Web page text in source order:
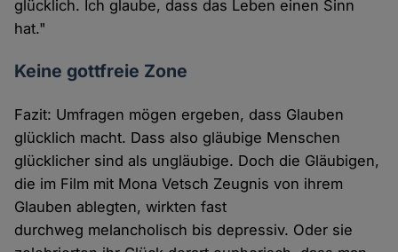
glücklich. Ich glaube, dass das Leben einen Sinn
hat."
Keine gottfreie Zone
Fazit: Umfragen mögen ergeben, dass Glauben
glücklich macht. Dass also gläubige Menschen
glücklicher sind als ungläubige. Doch die Gläubigen,
die im Film mit Mona Vetsch Zeugnis von ihrem
Glauben ablegten, wirkten fast
durchweg melancholisch bis depressiv. Oder sie